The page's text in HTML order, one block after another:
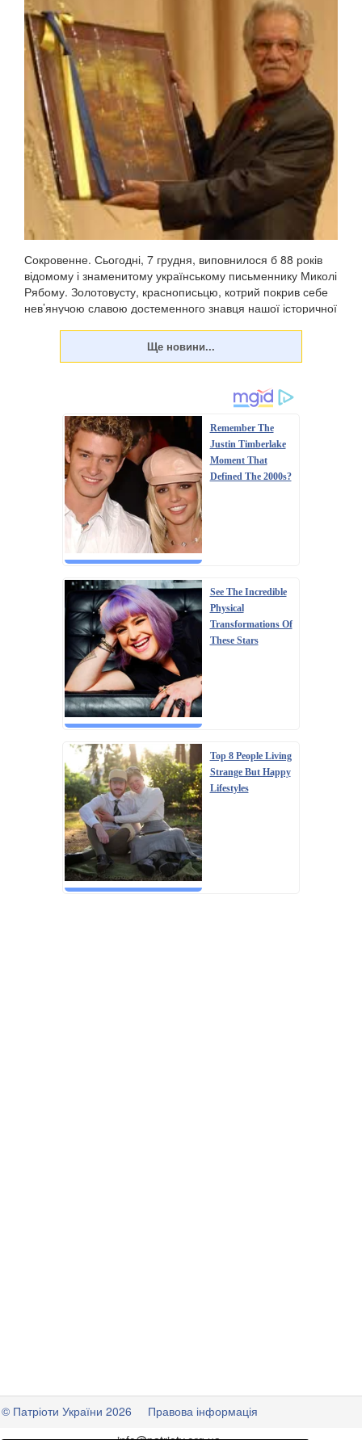
Сокровенне. Сьогодні, 7 грудня, виповнилося б 88 років
відомому і знаменитому українському письменнику Миколі
Рябому. Золотовусту, краснописьцю, котрий покрив себе
нев’янучою славою достеменного знавця нашої історичної
Remember The
Justin Timberlake
Moment That
Defined The 2000s?
See The Incredible
Physical
Transformations Of
These Stars
Top 8 People Living
Strange But Happy
Lifestyles
© Патріоти України 2026
Правова інформація